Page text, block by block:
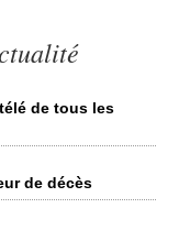
de tous les
de décès